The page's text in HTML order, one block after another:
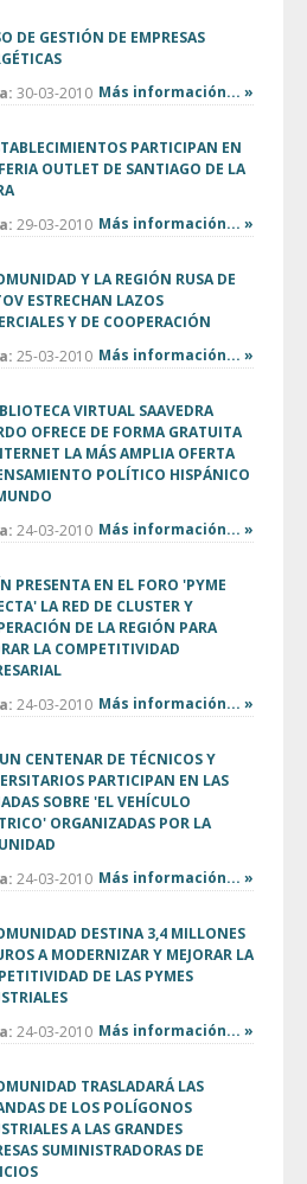
DE GESTIÓN DE EMPRESAS
30-03-2010 Más información... »
PARTICIPAN EN
OUTLET DE SANTIAGO DE LA
29-03-2010 Más información... »
Y LA REGIÓN RUSA DE
ESTRECHAN LAZOS
Y DE COOPERACIÓN
25-03-2010 Más información... »
VIRTUAL SAAVEDRA
OFRECE DE FORMA GRATUITA
LA MÁS AMPLIA OFERTA
POLÍTICO HISPÁNICO
24-03-2010 Más información... »
PRESENTA EN EL FORO 'PYME
LA RED DE CLUSTER Y
DE LA REGIÓN PARA
LA COMPETITIVIDAD
24-03-2010 Más información... »
CENTENAR DE TÉCNICOS Y
PARTICIPAN EN LAS
SOBRE 'EL VEHÍCULO
ORGANIZADAS POR LA
24-03-2010 Más información... »
DESTINA 3,4 MILLONES
A MODERNIZAR Y MEJORAR LA
DE LAS PYMES
24-03-2010 Más información... »
TRASLADARÁ LAS
DE LOS POLÍGONOS
A LAS GRANDES
SUMINISTRADORAS DE